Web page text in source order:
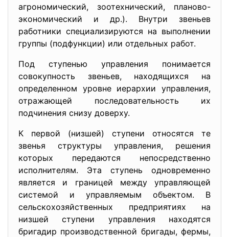
агрономический, зоотехнический, планово-
экономический и др.). Внутри звеньев
работники специализируются на выполнении
группы (подфункции) или отдельных работ.
Под ступенью управления понимается
совокупность звеньев, находящихся на
определенном уровне иерархии управления,
отражающей последовательность их
подчинения снизу доверху.
К первой (низшей) ступени относятся те
звенья структуры управления, решения
которых передаются непосредственно
исполнителям. Эта ступень одновременно
является и границей между управляющей
системой и управляемым объектом. В
сельскохозяйственных предприятиях на
низшей ступени управления находятся
бригадир производственной бригады, фермы,